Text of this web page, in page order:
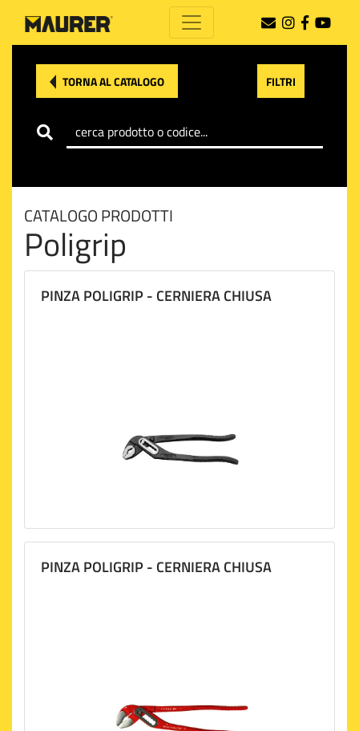
TORNA AL CATALOGO FILTRI
CATALOGO PRODOTTI
Poligrip
PINZA POLIGRIP - CERNIERA CHIUSA
PINZA POLIGRIP - CERNIERA CHIUSA